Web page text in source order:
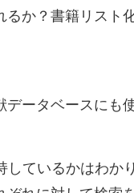
るか？書籍リス
ータベースにも
しているかはわか